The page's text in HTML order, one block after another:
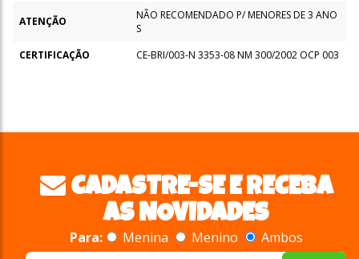
ATENÇÃO
NÃO RECOMENDADO P/ MENORES DE 3 ANO
S
CERTIFICAÇÃO
CE-BRI/003-N 3353-08 NM 300/2002 OCP 003
CADASTRE-SE E RECEBA
AS NOVIDADES
Para: Menina Menino Ambos